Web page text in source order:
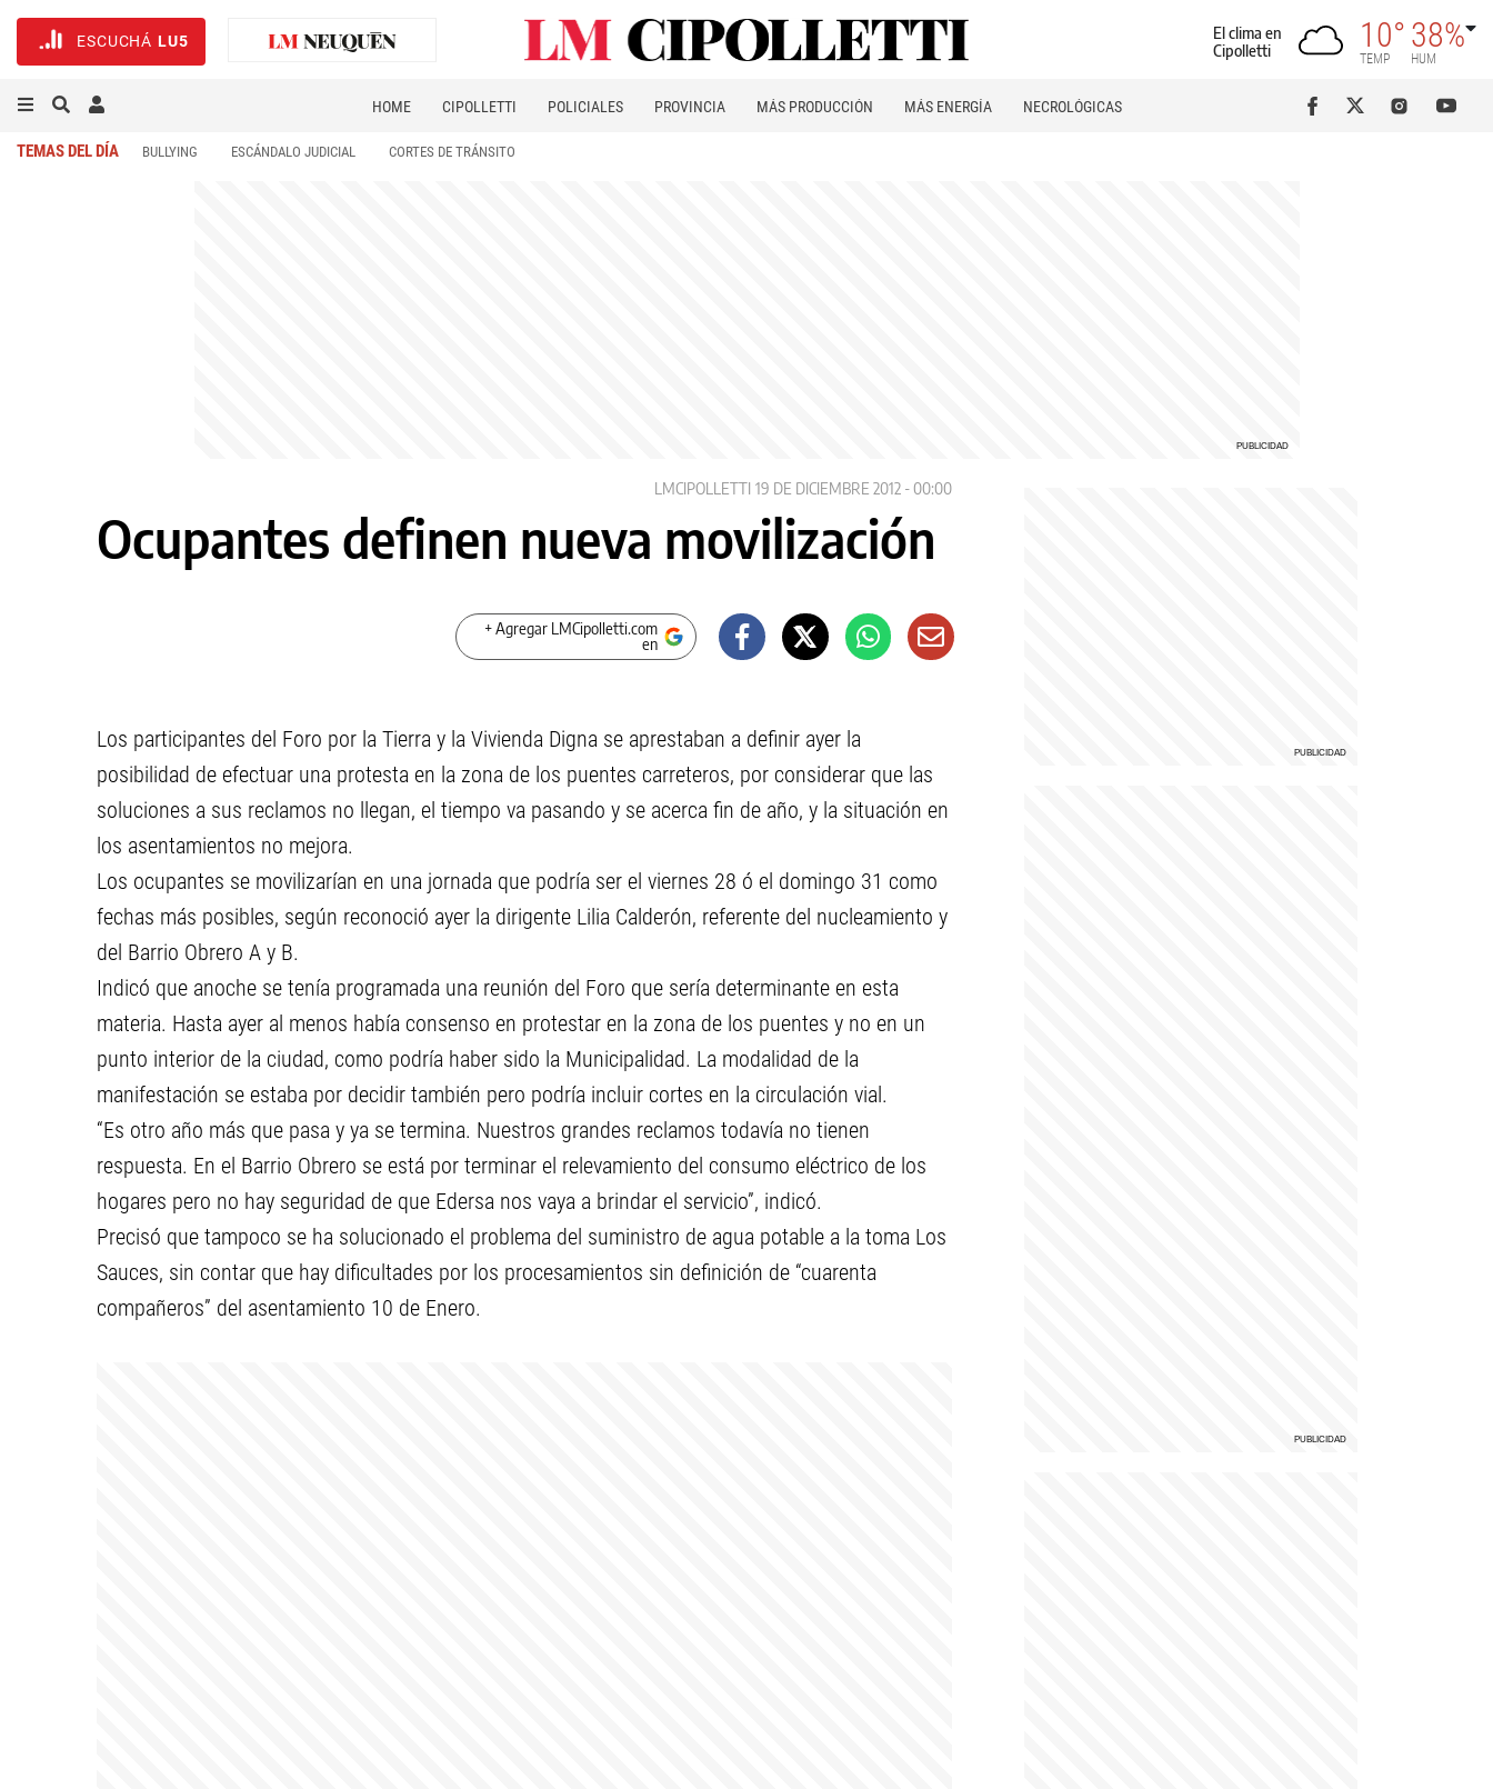
ESCUCHÁ LU5
El clima en
Cipolletti
10°
TEMP
38%
HUM
HOME CIPOLLETTI POLICIALES PROVINCIA MÁS PRODUCCIÓN MÁS ENERGÍA NECROLÓGICAS
TEMAS DEL DÍA BULLYING ESCÁNDALO JUDICIAL CORTES DE TRÁNSITO
LMCIPOLLETTI 19 DE DICIEMBRE 2012 - 00:00
Ocupantes definen nueva movilización
+ Agregar LMCipolletti.com
en
Los participantes del Foro por la Tierra y la Vivienda Digna se aprestaban a definir ayer la
posibilidad de efectuar una protesta en la zona de los puentes carreteros, por considerar que las
soluciones a sus reclamos no llegan, el tiempo va pasando y se acerca fin de año, y la situación en
los asentamientos no mejora.
Los ocupantes se movilizarían en una jornada que podría ser el viernes 28 ó el domingo 31 como
fechas más posibles, según reconoció ayer la dirigente Lilia Calderón, referente del nucleamiento y
del Barrio Obrero A y B.
Indicó que anoche se tenía programada una reunión del Foro que sería determinante en esta
materia. Hasta ayer al menos había consenso en protestar en la zona de los puentes y no en un
punto interior de la ciudad, como podría haber sido la Municipalidad. La modalidad de la
manifestación se estaba por decidir también pero podría incluir cortes en la circulación vial.
“Es otro año más que pasa y ya se termina. Nuestros grandes reclamos todavía no tienen
respuesta. En el Barrio Obrero se está por terminar el relevamiento del consumo eléctrico de los
hogares pero no hay seguridad de que Edersa nos vaya a brindar el servicio”, indicó.
Precisó que tampoco se ha solucionado el problema del suministro de agua potable a la toma Los
Sauces, sin contar que hay dificultades por los procesamientos sin definición de “cuarenta
compañeros” del asentamiento 10 de Enero.